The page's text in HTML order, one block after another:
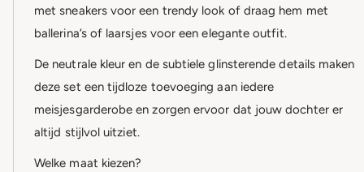
met sneakers voor een trendy look of draag hem met
ballerina’s of laarsjes voor een elegante outfit.
De neutrale kleur en de subtiele glinsterende details maken
deze set een tijdloze toevoeging aan iedere
meisjesgarderobe en zorgen ervoor dat jouw dochter er
altijd stijlvol uitziet.
Welke maat kiezen?